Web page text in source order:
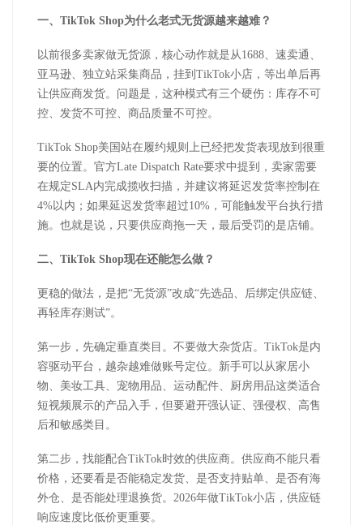
一、 TikTok Shop为什么老式无货源越来越难？
以前很多卖家做无货源，核心动作就是从1688、速卖通、
亚马逊、独立站采集商品，挂到 TikTok小店，等出单后再
让供应商发货。问题是，这种模式有三个硬伤：库存不可
控、发货不可控、商品质量不可控。
TikTok Shop美国站在履约规则上已经把发货表现放到很重
要的位置。官方Late Dispatch Rate要求中提到，卖家需要
在规定SLA内完成揽收扫描，并建议将延迟发货率控制在
4%以内；如果延迟发货率超过10% ，可能触发平台执行措
施。也就是说，只要供应商拖一天，最后受罚的是店铺。
二、 TikTok Shop现在还能怎么做？
更稳的做法，是把“无货源”改成“先选品、后绑定供应链、
再轻库存测试”。
第一步，先确定垂直类目。不要做大杂货店。 TikTok是内
容驱动平台，越杂越难做账号定位。新手可以从家居小
物、美妆工具、宠物用品、运动配件、厨房用品这类适合
短视频展示的产品入手，但要避开强认证、强侵权、高售
后和敏感类目。
第二步，找能配合TikTok时效的供应商。供应商不能只看
价格，还要看是否能稳定发货、是否支持贴单、是否有海
外仓、是否能处理退换货。 2026年做TikTok小店，供应链
响应速度比低价更重要。